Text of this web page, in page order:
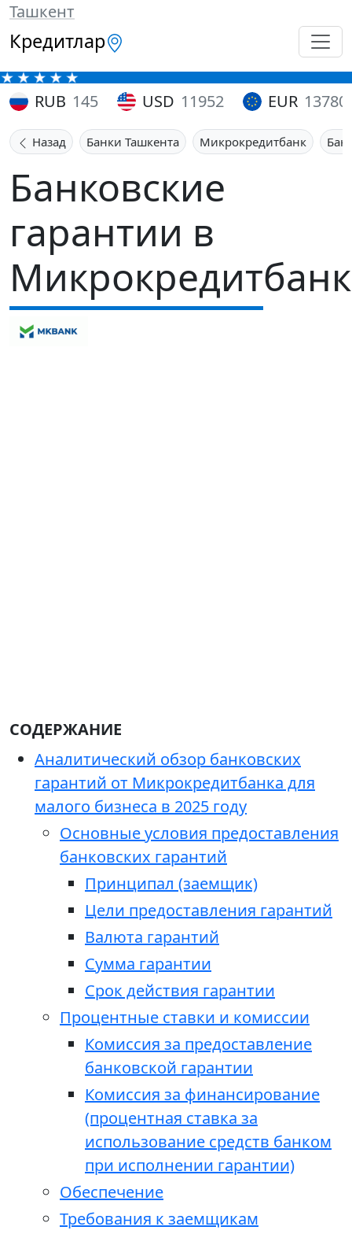
Ташкент
Кредитлар
RUB 145 USD 11952 EUR 13780
Назад Банки Ташкента Микрокредитбанк
Банковские
гарантии в
СОДЕРЖАНИЕ
Аналитический обзор банковских
гарантий от Микрокредитбанка для
малого бизнеса в 2025 году
Основные условия предоставления
банковских гарантий
Принципал (заемщик)
Цели предоставления гарантий
Валюта гарантий
Сумма гарантии
Срок действия гарантии
Процентные ставки и комиссии
Комиссия за предоставление
банковской гарантии
Комиссия за финансирование
(процентная ставка за
использование средств банком
при исполнении гарантии)
Обеспечение
Требования к заемщикам